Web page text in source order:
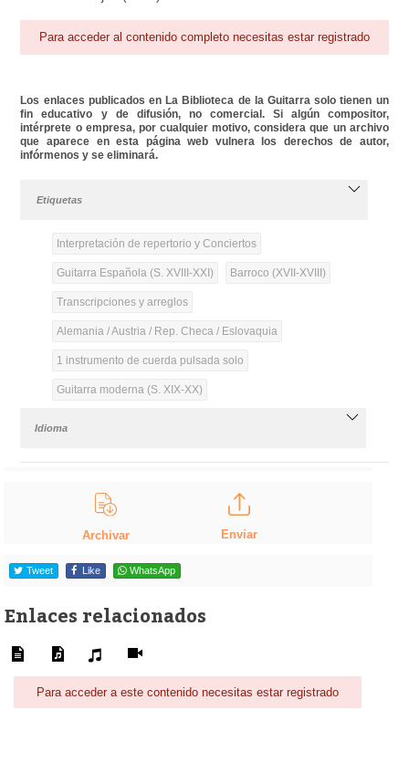
Para acceder al contenido completo necesitas estar registrado
Los enlaces publicados en La Biblioteca de la Guitarra solo tienen un
fin educativo y de difusión, no comercial. Si algún compositor,
intérprete o empresa, por cualquier motivo, considera que un archivo
que aparece en esta página web vulnera los derechos de autor,
infórmenos y se eliminará.
Etiquetas
Interpretación de repertorio y Conciertos
Guitarra Española (S. XVIII-XXI) Barroco (XVII-XVIII)
Transcripciones y arreglos
Alemania / Austria / Rep. Checa / Eslovaquia
1 instrumento de cuerda pulsada solo
Guitarra moderna (S. XIX-XX)
Idioma
Archivar Enviar
Tweet Like WhatsApp
Enlaces relacionados
Para acceder a este contenido necesitas estar registrado